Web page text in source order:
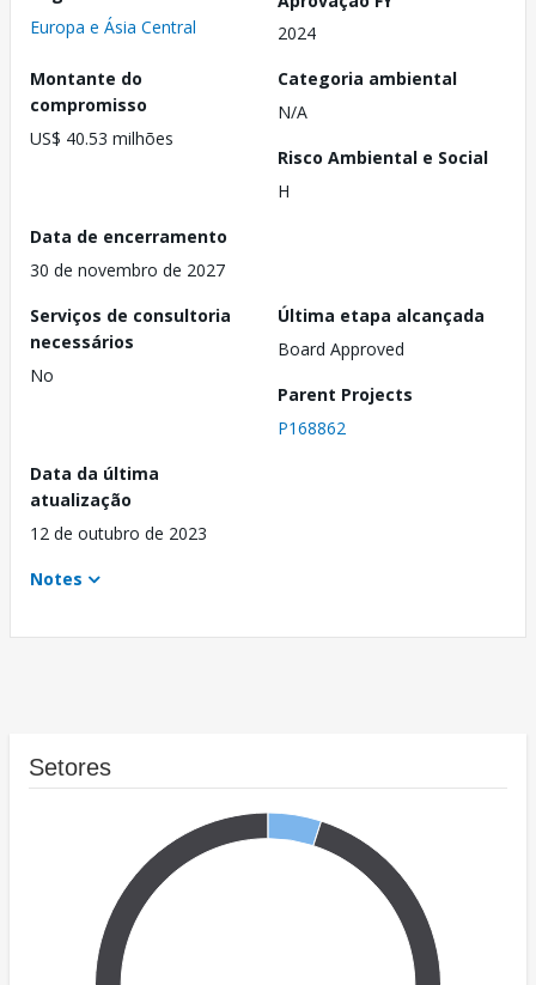
Europa e Ásia Central
2024
Montante do
compromisso
US$ 40.53 milhões
Categoria ambiental
N/A
Risco Ambiental e Social
H
Data de encerramento
30 de novembro de 2027
Serviços de consultoria
necessários
No
Última etapa alcançada
Board Approved
Parent Projects
P168862
Data da última
atualização
12 de outubro de 2023
Notes
Setores